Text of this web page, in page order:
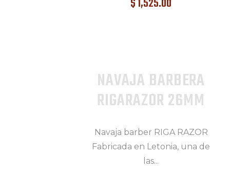
NAVAJA BARBERA
RIGARAZOR 26MM
Navaja barber RIGA RAZOR
Fabricada en Letonia, una de
las...